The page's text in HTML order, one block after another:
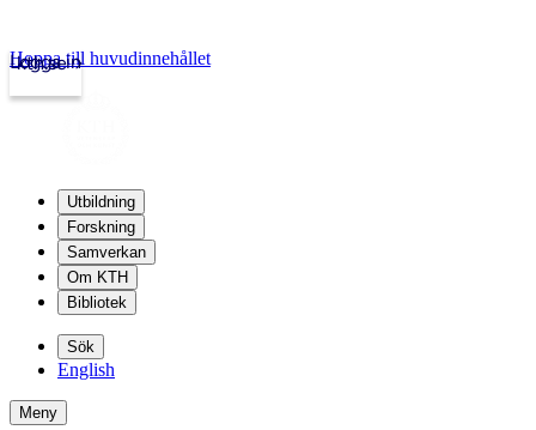
kth.se
Logga in
Hoppa till huvudinnehållet
Utbildning
Forskning
Samverkan
Om KTH
Bibliotek
Sök
English
Meny